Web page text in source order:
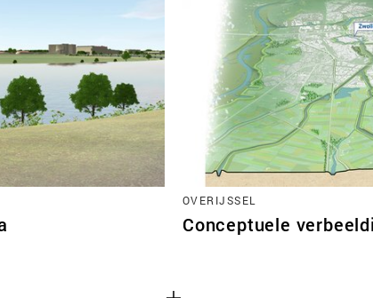
OVERIJSSEL
Conceptuele